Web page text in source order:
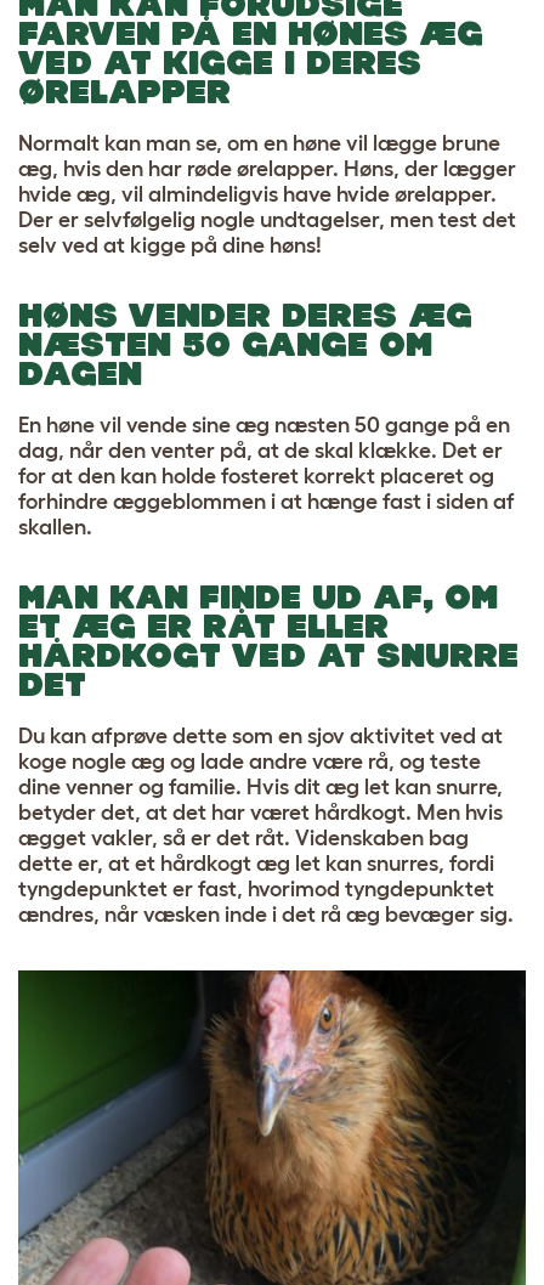
FARVEN PÅ EN HØNES ÆG
VED AT KIGGE I DERES
ØRELAPPER
Normalt kan man se, om en høne vil lægge brune
æg, hvis den har røde ørelapper. Høns, der lægger
hvide æg, vil almindeligvis have hvide ørelapper.
Der er selvfølgelig nogle undtagelser, men test det
selv ved at kigge på dine høns!
HØNS VENDER DERES ÆG
NÆSTEN 50 GANGE OM
DAGEN
En høne vil vende sine æg næsten 50 gange på en
dag, når den venter på, at de skal klække. Det er
for at den kan holde fosteret korrekt placeret og
forhindre æggeblommen i at hænge fast i siden af
skallen.
MAN KAN FINDE UD AF, OM
ET ÆG ER RÅT ELLER
HÅRDKOGT VED AT SNURRE
DET
Du kan afprøve dette som en sjov aktivitet ved at
koge nogle æg og lade andre være rå, og teste
dine venner og familie. Hvis dit æg let kan snurre,
betyder det, at det har været hårdkogt. Men hvis
ægget vakler, så er det råt. Videnskaben bag
dette er, at et hårdkogt æg let kan snurres, fordi
tyngdepunktet er fast, hvorimod tyngdepunktet
ændres, når væsken inde i det rå æg bevæger sig.